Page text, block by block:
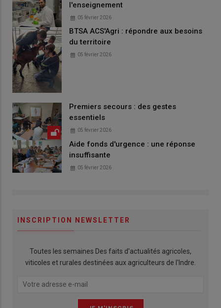
l'enseignement
05 février 2026
BTSA ACS'Agri : répondre aux besoins
du territoire
05 février 2026
Premiers secours : des gestes
essentiels
05 février 2026
Aide fonds d'urgence : une réponse
insuffisante
05 février 2026
INSCRIPTION NEWSLETTER
Toutes les semaines Des faits d'actualités agricoles,
viticoles et rurales destinées aux agriculteurs de l'Indre.